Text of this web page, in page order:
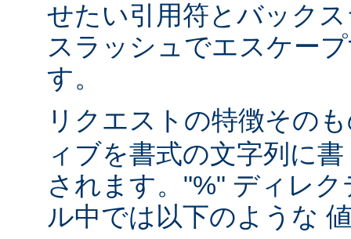
せたい引用符とバック
スラッシュでエスケー
す。
リクエストの特徴その
ィブを書式の文字列に
されます。"%" ディレ
ル中では以下のような